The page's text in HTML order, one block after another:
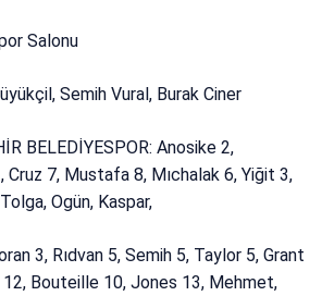
Salonu
Semih Vural, Burak Ciner
BELEDİYESPOR: Anosike 2,
Cruz 7, Mustafa 8, Mıchalak 6, Yiğit 3,
Ogün, Kaspar,
3, Rıdvan 5, Semih 5, Taylor 5, Grant
12, Bouteille 10, Jones 13, Mehmet,